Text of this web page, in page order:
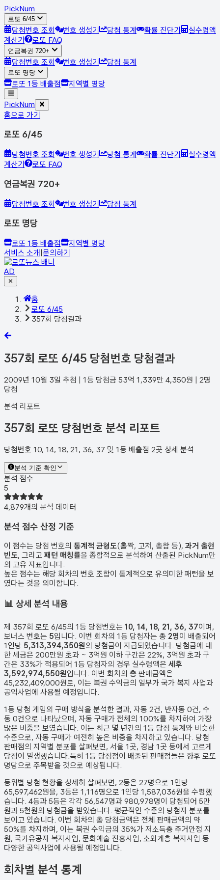
PickNum
로또 6/45
당첨번호 조회 번호 생성기 당첨 통계 확률 진단기
실수령액
계산기
로또 FAQ
연금복권 720+
당첨번호 조회 번호 생성기 당첨 통계
로또 명당
로또 1등 배출점 지역별 명당
PickNum
홈으로 가기
로또 6/45
당첨번호 조회 번호 생성기 당첨 통계 확률 진단기
실수령액
계산기
로또 FAQ
연금복권 720+
당첨번호 조회 번호 생성기 당첨 통계
로또 명당
로또 1등 배출점
지역별 명당
서비스 소개|문의하기
AD
✕
홈
로또 6/45
357회 당첨결과
357회 로또 6/45 당첨번호 당첨결과
2009년 10월 3일 추첨 | 1등 당첨금 53억 1,339만 4,350원 | 2명
당첨
분석 리포트
357회 로또 당첨번호 분석 리포트
당첨번호 10, 14, 18, 21, 36, 37 및 1등 배출점 2곳 상세 분석
분석 기준 확인
분석 점수
5
4,879개의 분석 데이터
분석 점수 산정 기준
이 점수는 당첨 번호의 통계적 균형도(홀짝, 고저, 총합 등), 과거 출현
빈도, 그리고 패턴 매칭률을 종합적으로 분석하여 산출된 PickNum만
의 고유 지표입니다.
높은 점수는 해당 회차의 번호 조합이 통계적으로 유의미한 패턴을 보
였다는 것을 의미합니다.
📊 상세 분석 내용
제 357회 로또 6/45의 1등 당첨번호는 10, 14, 18, 21, 36, 37이며,
보너스 번호는 5입니다. 이번 회차의 1등 당첨자는 총 2명이 배출되어
1인당 5,313,394,350원의 당첨금이 지급되었습니다. 당첨금에 대
한 세금은 200만원 초과 ~ 3억원 이하 구간은 22%, 3억원 초과 구
간은 33%가 적용되어 1등 당첨자의 경우 실수령액은 세후
3,592,974,550원입니다. 이번 회차의 총 판매금액은
45,232,409,000원로, 이는 복권 수익금의 일부가 국가 복지 사업과
공익사업에 사용될 예정입니다.
1등 당첨 게임의 구매 방식을 분석한 결과, 자동 2건, 반자동 0건, 수
동 0건 으로 나타났으며, 자동 구매가 전체의 100%를 차지하여 가장
많은 비중을 보였습니다. 이는 최근 몇 년간의 1등 당첨 통계와 비슷한
수준으로, 자동 구매가 여전히 높은 비중을 차지하고 있습니다. 당첨
판매점의 지역별 분포를 살펴보면, 서울 1곳, 경남 1곳 등에서 고르게
당첨이 발생했습니다. 특히 1등 당첨점이 배출된 판매점들은 향후 로또
명당으로 주목받을 것으로 예상됩니다.
등위별 당첨 현황을 상세히 살펴보면, 2등은 27명으로 1인당
65,597,462원을, 3등은 1,116명으로 1인당 1,587,036원을 수령했
습니다. 4등과 5등은 각각 56,547명과 980,978명이 당첨되어 5만
원과 5천원의 당첨금을 받았습니다. 평균적인 수준의 당첨자 분포를
보이고 있습니다. 이번 회차의 총 당첨금액은 전체 판매금액의 약
50%를 차지하며, 이는 복권 수익금의 35%가 저소득층 주거안정 지
원, 국가유공자 복지사업, 문화예술 진흥사업, 소외계층 복지사업 등
다양한 공익사업에 사용될 예정입니다.
회차별 분석 통계